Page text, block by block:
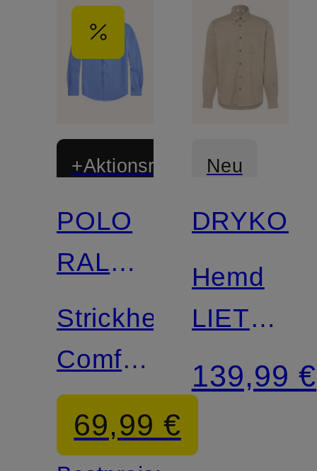
+Aktionsrabatt
POLO
RALPH
LAUREN
Strickhemd
Comfort
Fit
69,99 €
Neu
Hemd
LIET
Comfort
Fit
139,99 €